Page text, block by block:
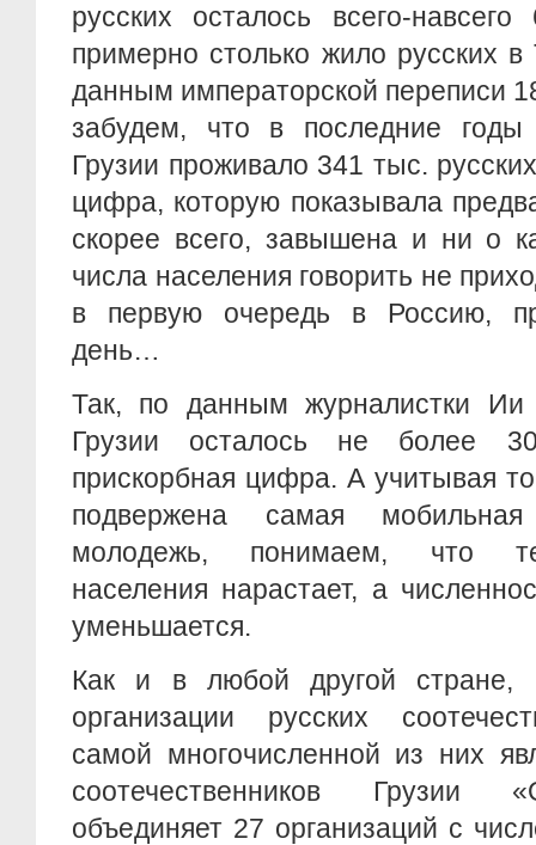
русских осталось всего-
примерно столько жило русских
данным императорской переписи
забудем, что в последние годы
Грузии проживало 341 тыс.
цифра, которую показывала
скорее всего, завышена и ни о
числа населения говорить не
в первую очередь в Россию,
день…
Так, по данным журналистки Ии
Грузии осталось не более
прискорбная цифра. А учитывая
подвержена самая
молодежь, понимаем, что
населения нарастает, а
уменьшается.
Как и в любой другой стране,
организации русских
самой многочисленной из них
соотечественников Грузии
объединяет 27 организаций с